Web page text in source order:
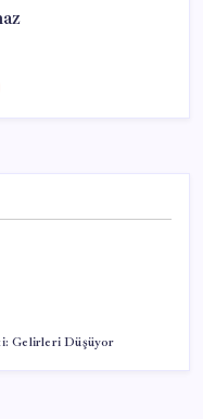
Gelirleri Düşüyor